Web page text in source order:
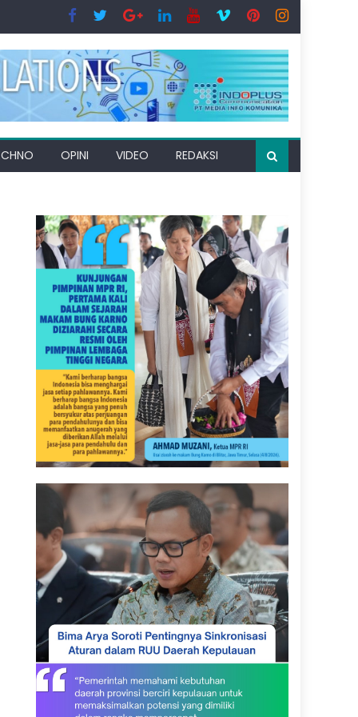
OPINI VIDEO REDAKSI